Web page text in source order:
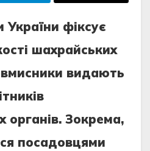
фіксує
шахрайських
видають
органів. Зокрема,
посадовцями